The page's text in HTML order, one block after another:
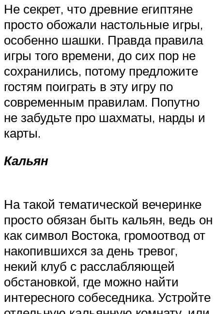
Не секрет, что древние египтяне
просто обожали настольные игры,
особенно шашки. Правда правила
игры того времени, до сих пор не
сохранились, потому предложите
гостям поиграть в эту игру по
современным правилам. Попутно
не забудьте про шахматы, нарды и
карты.
Кальян
На такой тематической вечеринке
просто обязан быть кальян, ведь он
как символ Востока, громоотвод от
накопившихся за день тревог,
некий клуб с расслабляющей
обстановкой, где можно найти
интересного собеседника. Устройте